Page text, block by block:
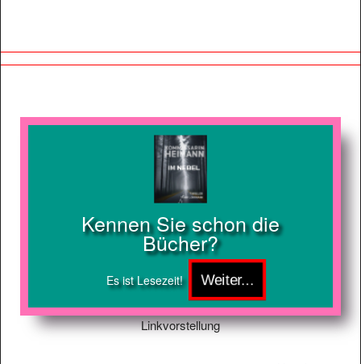
Kennen Sie schon die
Bücher?
Es ist Lesezeit!
Linkvorstellung